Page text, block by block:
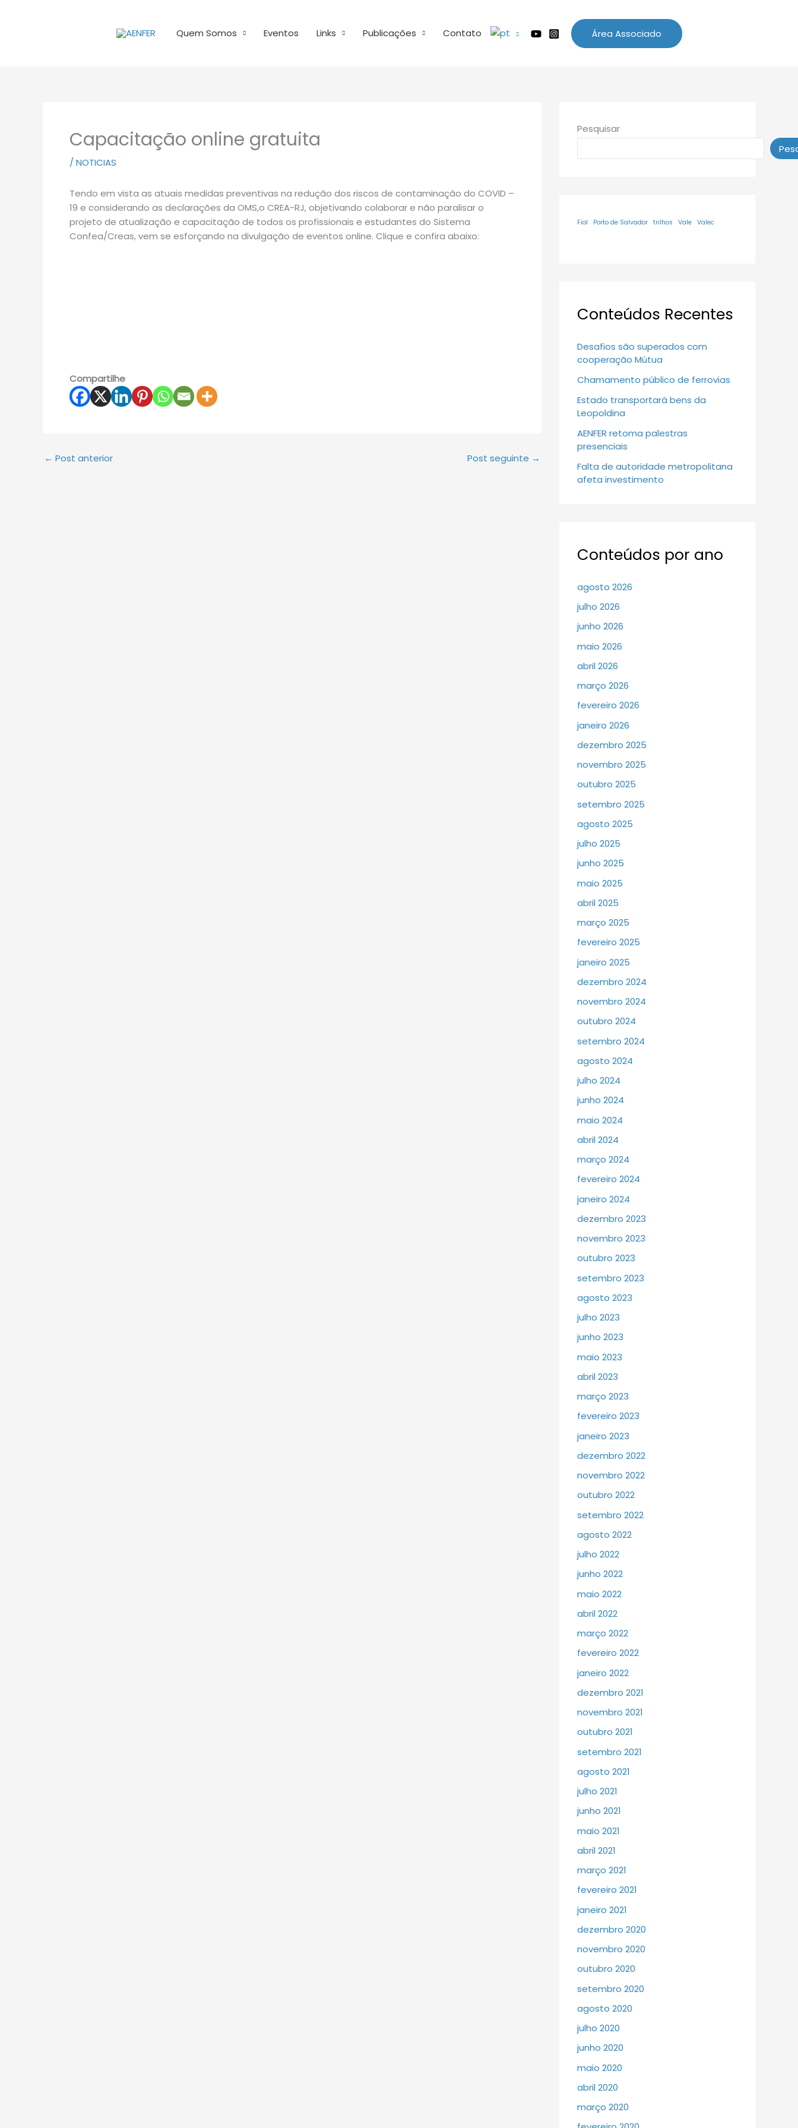
Quem Somos Eventos Links Publicações Contato Área Associado
Capacitação online gratuita
/ NOTICIAS
Tendo em vista as atuais medidas preventivas na redução dos riscos de contaminação do COVID –
19 e considerando as declarações da OMS,o CREA-RJ, objetivando colaborar e não paralisar o
projeto de atualização e capacitação de todos os profissionais e estudantes do Sistema
Confea/Creas, vem se esforçando na divulgação de eventos online. Clique e confira abaixo:
Compartilhe
← Post anterior Post seguinte →
Pesquisar
Fiol Porto de Salvador trilhos Vale Valec
Conteúdos Recentes
Desafios são superados com
cooperação Mútua
Chamamento público de ferrovias
Estado transportará bens da
Leopoldina
AENFER retoma palestras
presenciais
Falta de autoridade metropolitana
afeta investimento
Conteúdos por ano
agosto 2026
julho 2026
junho 2026
maio 2026
abril 2026
março 2026
fevereiro 2026
janeiro 2026
dezembro 2025
novembro 2025
outubro 2025
setembro 2025
agosto 2025
julho 2025
junho 2025
maio 2025
abril 2025
março 2025
fevereiro 2025
janeiro 2025
dezembro 2024
novembro 2024
outubro 2024
setembro 2024
agosto 2024
julho 2024
junho 2024
maio 2024
abril 2024
março 2024
fevereiro 2024
janeiro 2024
dezembro 2023
novembro 2023
outubro 2023
setembro 2023
agosto 2023
julho 2023
junho 2023
maio 2023
abril 2023
março 2023
fevereiro 2023
janeiro 2023
dezembro 2022
novembro 2022
outubro 2022
setembro 2022
agosto 2022
julho 2022
junho 2022
maio 2022
abril 2022
março 2022
fevereiro 2022
janeiro 2022
dezembro 2021
novembro 2021
outubro 2021
setembro 2021
agosto 2021
julho 2021
junho 2021
maio 2021
abril 2021
março 2021
fevereiro 2021
janeiro 2021
dezembro 2020
novembro 2020
outubro 2020
setembro 2020
agosto 2020
julho 2020
junho 2020
maio 2020
abril 2020
março 2020